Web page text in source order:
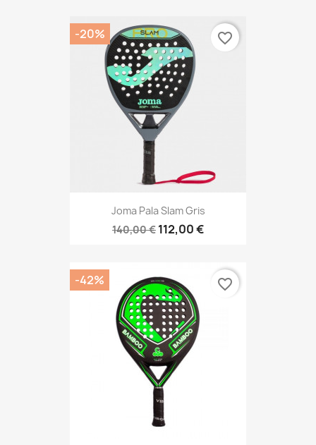
Joma Pala Slam Gris
140,00 € 112,00 €
-20% favorite_border
-42% favorite_border